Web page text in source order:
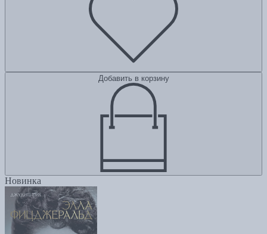
Добавить в корзину
Новинка